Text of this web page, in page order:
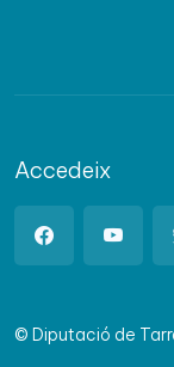
Accedeix
© Diputació de